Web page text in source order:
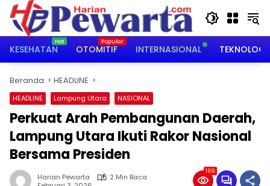
Langsung
konten
KESEHATAN
OTOMITIF INTERNASIONAL TEKNOLOGI
Beranda HEADLINE
HEADLINE Lampung Utara NASIONAL
Perkuat Arah Pembangunan Daerah,
Lampung Utara Ikuti Rakor Nasional
Bersama Presiden
Harian Pewarta
2 Min Baca
169